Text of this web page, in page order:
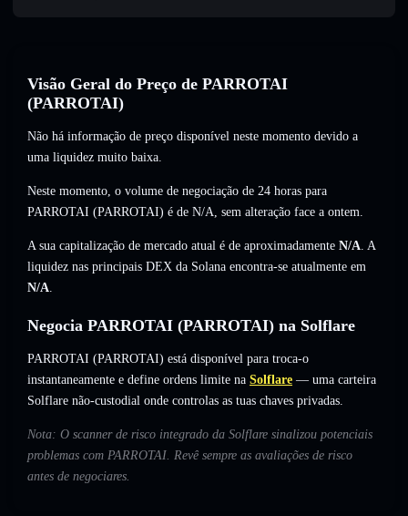
Visão Geral do Preço de PARROTAI
(PARROTAI)
Não há informação de preço disponível neste momento devido a
uma liquidez muito baixa.
Neste momento, o volume de negociação de 24 horas para
PARROTAI (PARROTAI) é de N/A, sem alteração face a ontem.
A sua capitalização de mercado atual é de aproximadamente N/A. A
liquidez nas principais DEX da Solana encontra-se atualmente em
N/A.
Negocia PARROTAI (PARROTAI) na Solflare
PARROTAI (PARROTAI) está disponível para troca-o
instantaneamente e define ordens limite na Solflare — uma carteira
Solflare não-custodial onde controlas as tuas chaves privadas.
Nota: O scanner de risco integrado da Solflare sinalizou potenciais
problemas com PARROTAI. Revê sempre as avaliações de risco
antes de negociares.